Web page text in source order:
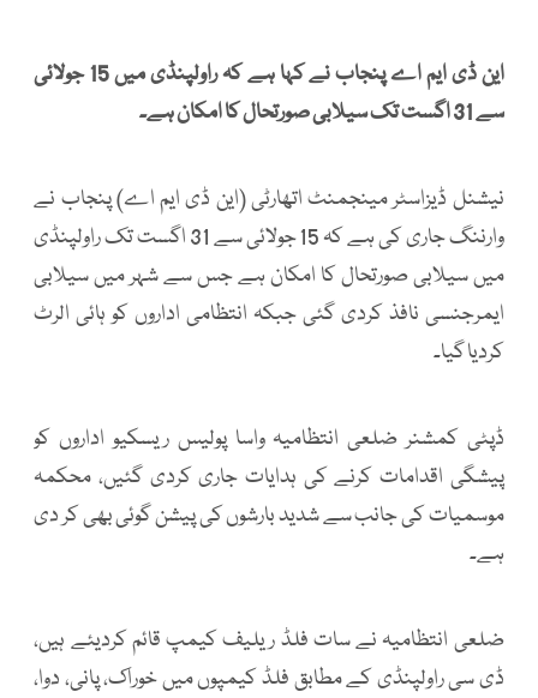
این ڈی ایم اے پنجاب نے کہا ہے کہ راولپنڈی میں 15 جولائی
سے 31 اگست تک سیلابی صورتحال کا امکان ہے۔
نیشنل ڈیزاسٹر مینجمنٹ اتھارٹی (این ڈی ایم اے) پنجاب نے
وارننگ جاری کی ہے کہ 15 جولائی سے 31 اگست تک راولپنڈی
میں سیلابی صورتحال کا امکان ہے جس سے شہر میں سیلابی
ایمرجنسی نافذ کردی گئی جبکہ انتظامی اداروں کو ہائی الرٹ
کردیا گیا۔
ڈپٹی کمشنر ضلعی انتظامیہ واسا پولیس ریسکیو اداروں کو
پیشگی اقدامات کرنے کی ہدایات جاری کردی گئیں، محکمہ
موسمیات کی جانب سے شدید بارشوں کی پیشن گوئی بھی کر دی
ہے۔
ضلعی انتظامیہ نے سات فلڈ ریلیف کیمپ قائم کردیئے ہیں،
ڈی سی راولپنڈی کے مطابق فلڈ کیمپوں میں خوراک، پانی، دوا،